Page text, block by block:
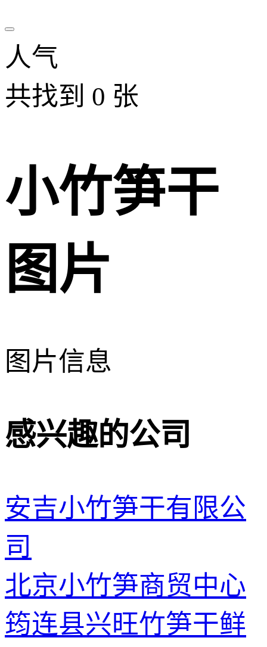
人气
共找到 0 张
小竹笋干
图片
图片信息
感兴趣的公司
安吉小竹笋干有限公
司
北京小竹笋商贸中心
筠连县兴旺竹笋干鲜